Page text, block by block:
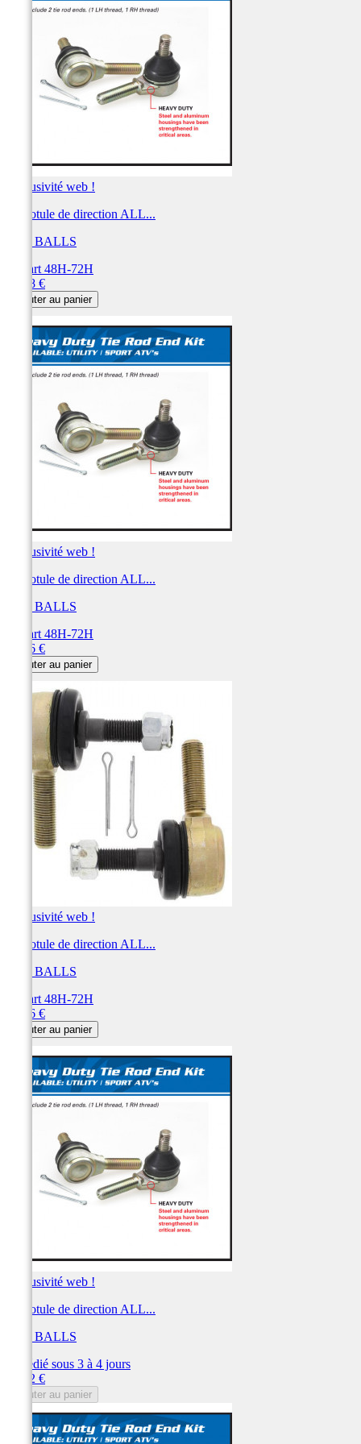
Exclusivité web !
Kit rotule de direction ALL...
ALL BALLS
Départ 48H-72H
63,18 €
Ajouter au panier
Exclusivité web !
Kit rotule de direction ALL...
ALL BALLS
Départ 48H-72H
61,26 €
Ajouter au panier
Exclusivité web !
Kit rotule de direction ALL...
ALL BALLS
Départ 48H-72H
61,26 €
Ajouter au panier
Exclusivité web !
Kit rotule de direction ALL...
ALL BALLS
Expédié sous 3 à 4 jours
61,22 €
Ajouter au panier